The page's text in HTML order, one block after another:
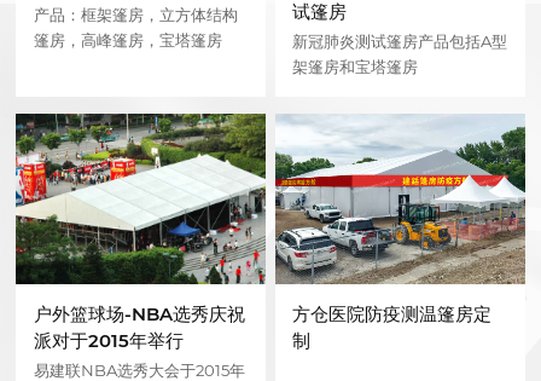
产品：框架篷房，立方体结构
篷房，高峰篷房，宝塔篷房
试篷房
新冠肺炎测试篷房产品包括A型
架篷房和宝塔篷房
户外篮球场-NBA选秀庆祝
派对于2015年举行
易建联NBA选秀大会于2015年
方仓医院防疫测温篷房定
制